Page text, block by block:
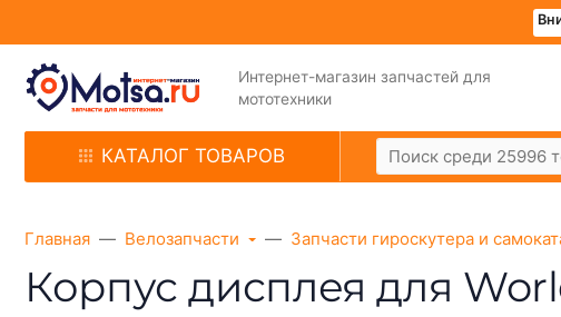
Интернет-магазин запчастей для
мототехники
КАТАЛОГ ТОВАРОВ
Главная Велозапчасти Запчасти гироскутера и
Корпус дисплея для